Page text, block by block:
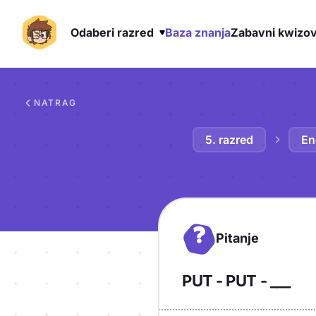
Odaberi razred Baza znanjaZabavni
NATRAG
5. razred
? Pitanje
PUT - PUT - ___